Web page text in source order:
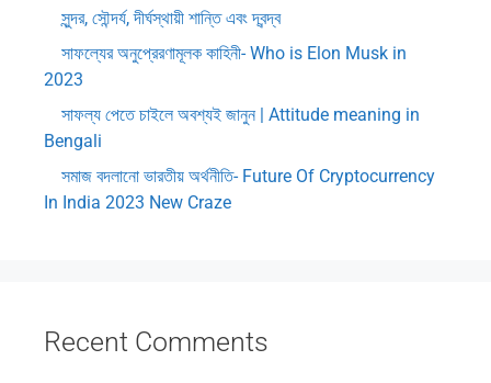
সুন্দর, সৌন্দর্য, দীর্ঘস্থায়ী শান্তি এবং দ্বন্দ্ব
সাফল্যের অনুপ্রেরণামূলক কাহিনী- Who is Elon Musk in
2023
সাফল্য পেতে চাইলে অবশ্যই জানুন | Attitude meaning in
Bengali
সমাজ বদলানো ভারতীয় অর্থনীতি- Future Of Cryptocurrency
In India 2023 New Craze
Recent Comments